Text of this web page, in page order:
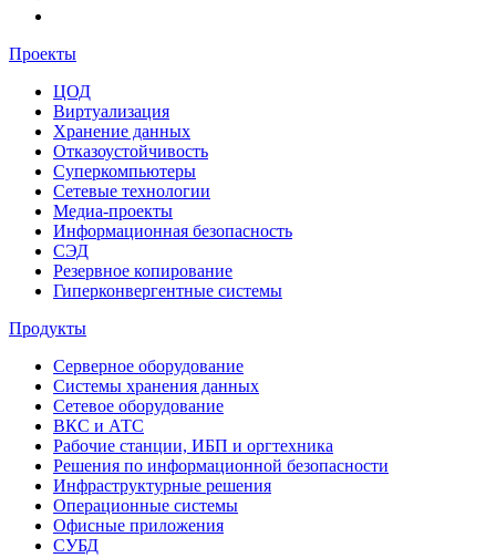
Проекты
ЦОД
Виртуализация
Хранение данных
Отказоустойчивость
Суперкомпьютеры
Сетевые технологии
Медиа-проекты
Информационная безопасность
СЭД
Резервное копирование
Гиперконвергентные системы
Продукты
Серверное оборудование
Системы хранения данных
Сетевое оборудование
ВКС и АТС
Рабочие станции, ИБП и оргтехника
Решения по информационной безопасности
Инфраструктурные решения
Операционные системы
Офисные приложения
СУБД